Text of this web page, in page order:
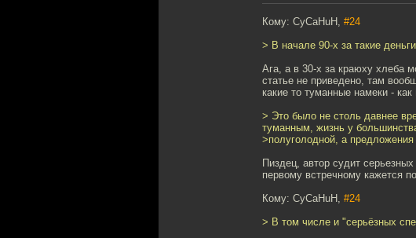
Кому: CyCaHuH, #24
> В начале 90-х за такие
Ага, а в 30-х за краюху хлеба
статье не приведено, там
какие то туманные намеки -
> Это было не столь давнее
туманным, жизнь у
>полуголодной, а
Пиздец, автор судит
первому встречному кажется
Кому: CyCaHuH, #24
> В том числе и "серьёзных